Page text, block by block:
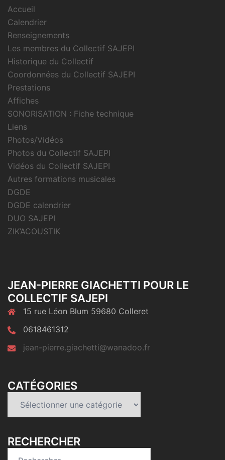
Accueil
Calendrier
Renseignements
Les membres du Collectif SAJEPI
Historique du Collectif
Coordonnées du Collectif SAJEPI
Prestations
Affiches
SONORISATION : Fiche technique
Liens
Photos/Vidéos
Photos du Collectif SAJEPI
Vidéos du Collectif SAJEPI
Autres formations musicales
DGDE
DGDE calendrier
DUO SAJEPI
ZIK’ACOUSTIK
JEAN-PIERRE GIACHETTI POUR LE
COLLECTIF SAJEPI
15 rue Léon Blum 59680 Colleret
0618461312
jean-pierre.giachetti@wanadoo.fr
CATÉGORIES
RECHERCHER